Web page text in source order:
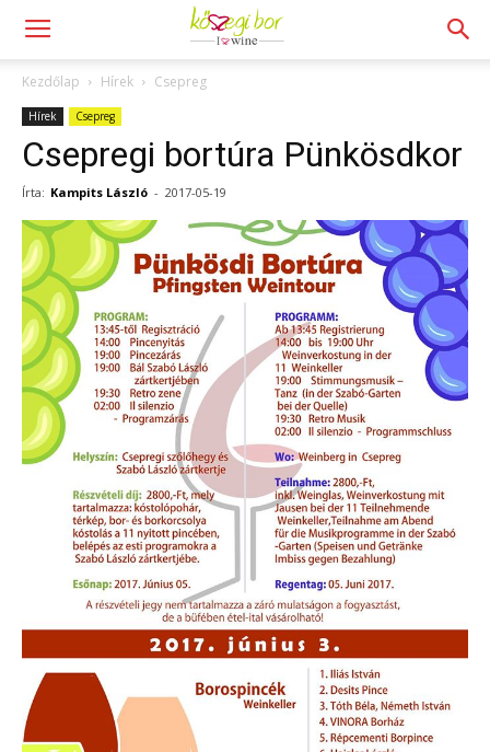
Kezdőlap Hírek Csepreg
Hírek Csepreg
Csepregi bortúra Pünkösdkor
Írta: Kampits László - 2017-05-19